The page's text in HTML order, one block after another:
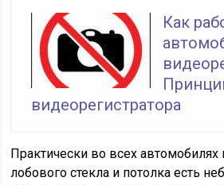
Как
видеорегистратора
Практически во всех автомобилях
лобового стекла и потолка есть